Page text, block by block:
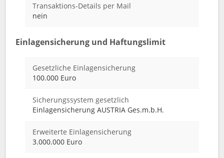
Transaktions-Details per Mail
nein
Einlagensicherung und Haftungslimit
Gesetzliche Einlagensicherung
100.000 Euro
Sicherungssystem gesetzlich
Einlagensicherung AUSTRIA Ges.m.b.H.
Erweiterte Einlagensicherung
3.000.000 Euro